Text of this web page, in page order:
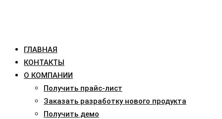
ГЛАВНАЯ
КОНТАКТЫ
О КОМПАНИИ
Получить прайс-лист
Заказать разработку нового продукта
Получить демо